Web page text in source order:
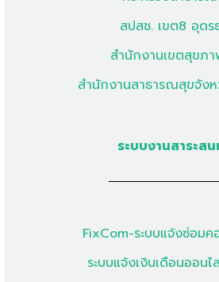
สปสช. เขต8 อุดร
สำนักงานเขตสุขภ
สำนักงานสาธารณสุขจัง
ระบบงานสาระส
FixCom-ระบบแจ้งซ่อมค
ระบบแจ้งเงินเดือนออน